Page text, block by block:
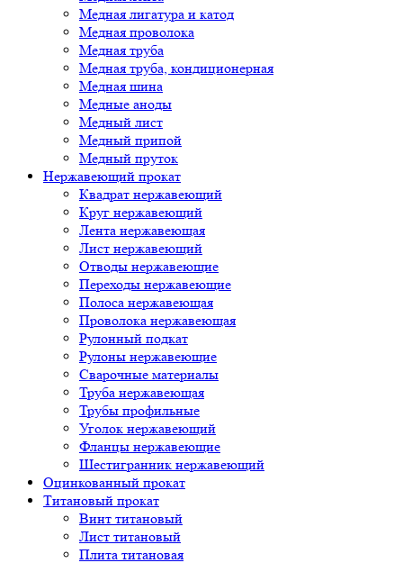
Медная лигатура и катод
Медная проволока
Медная труба
Медная труба, кондиционерная
Медная шина
Медные аноды
Медный лист
Медный припой
Медный пруток
Нержавеющий прокат
Квадрат нержавеющий
Круг нержавеющий
Лента нержавеющая
Лист нержавеющий
Отводы нержавеющие
Переходы нержавеющие
Полоса нержавеющая
Проволока нержавеющая
Рулонный подкат
Рулоны нержавеющие
Сварочные материалы
Труба нержавеющая
Трубы профильные
Уголок нержавеющий
Фланцы нержавеющие
Шестигранник нержавеющий
Оцинкованный прокат
Титановый прокат
Винт титановый
Лист титановый
Плита титановая